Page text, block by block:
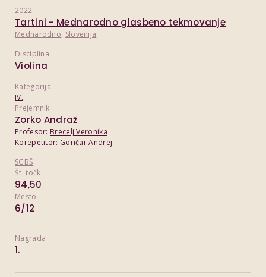
2022
Tartini - Mednarodno glasbeno tekmovanje
Mednarodno, Slovenija
Disciplina
Violina
Kategorija:
IV.
Prejemnik
Zorko Andraž
Profesor: Brecelj Veronika
Korepetitor: Goričar Andrej
SGBŠ
Št. točk
94,50
Mesto
6/12
Nagrada
1.